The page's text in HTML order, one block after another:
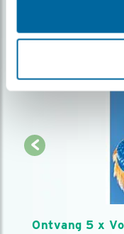
Ontvang 5 x